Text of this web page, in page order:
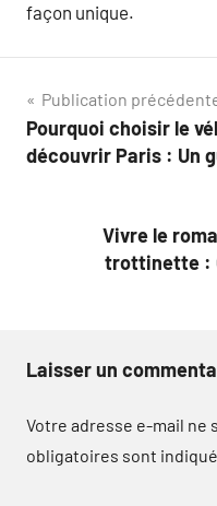
façon unique.
Navigation
de
Publication
Pourquoi choisir le
découvrir Paris : Un
Vivre le
trottinette :
Laisser un
Votre adresse e-mail ne
obligatoires sont